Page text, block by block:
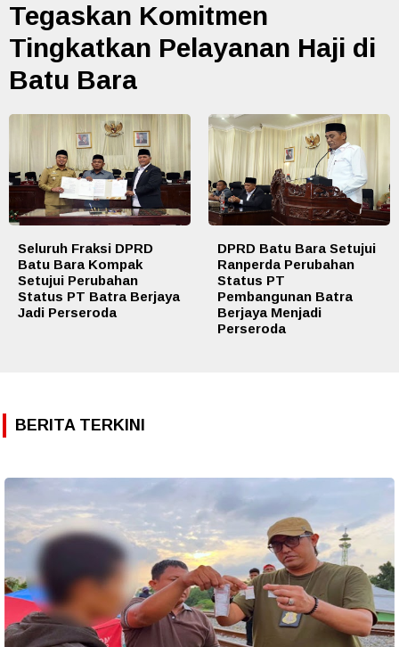
Tegaskan Komitmen
Tingkatkan Pelayanan Haji di
Batu Bara
Seluruh Fraksi DPRD
Batu Bara Kompak
Setujui Perubahan
Status PT Batra Berjaya
Jadi Perseroda
DPRD Batu Bara Setujui
Ranperda Perubahan
Status PT
Pembangunan Batra
Berjaya Menjadi
Perseroda
BERITA TERKINI